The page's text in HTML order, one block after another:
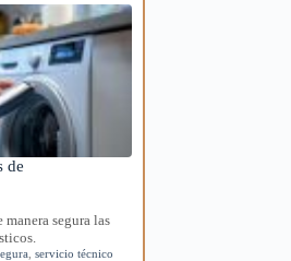
de
manera segura las
,servicio técnico